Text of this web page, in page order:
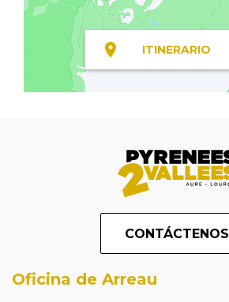
ITINERARIO
CONTÁCTENOS
Oficina de Arreau